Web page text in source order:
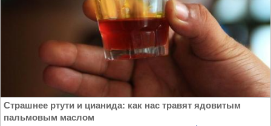
Страшнее ртути и цианида: как нас травят ядовитым
пальмовым маслом